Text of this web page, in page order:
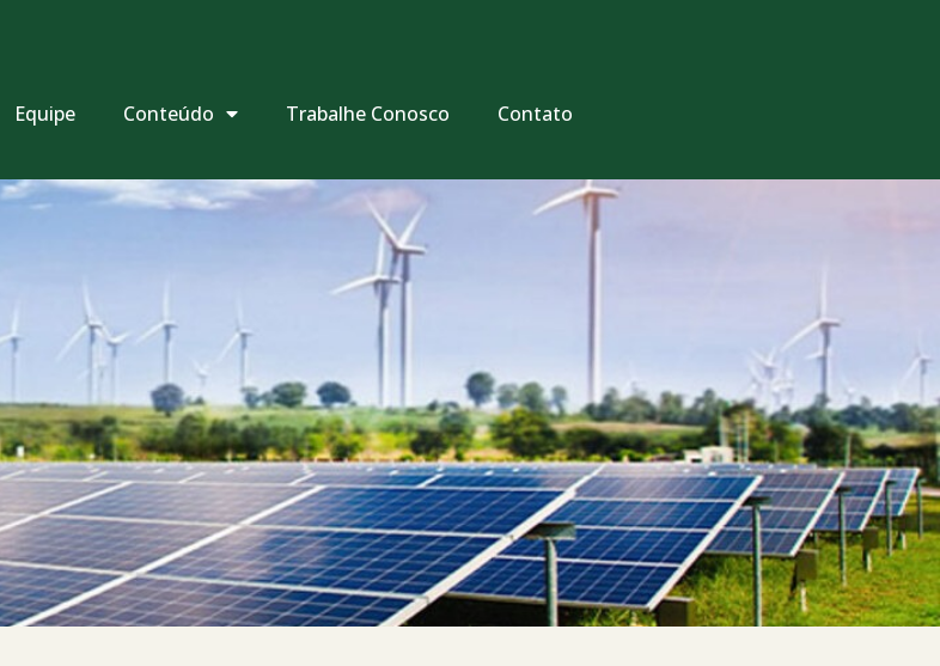
Equipe Conteúdo Trabalhe Conosco Contato